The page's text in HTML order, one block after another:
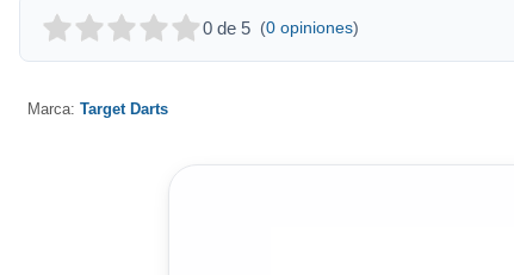
0 de 5 (0 opiniones)
Marca: Target Darts